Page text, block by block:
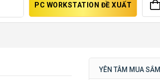
PC WORKSTATION ĐỀ XUẤT
YÊN TÂM MUA SẮM